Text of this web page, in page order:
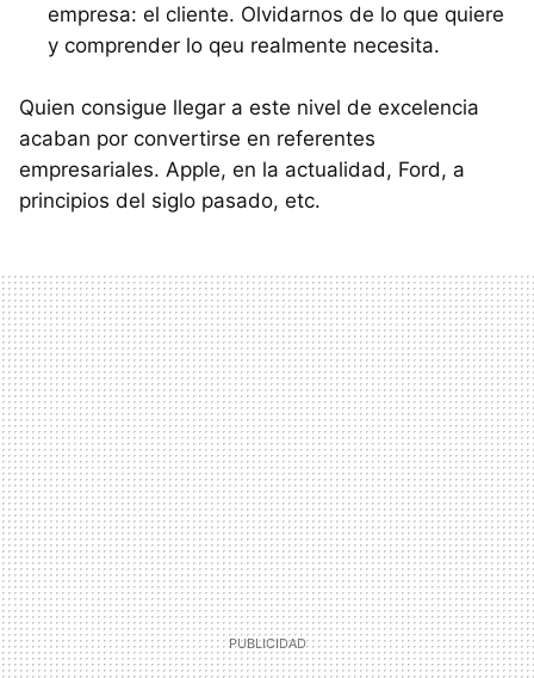
empresa: el cliente. Olvidarnos de lo que quiere
y comprender lo qeu realmente necesita.
Quien consigue llegar a este nivel de excelencia
acaban por convertirse en referentes
empresariales. Apple, en la actualidad, Ford, a
principios del siglo pasado, etc.